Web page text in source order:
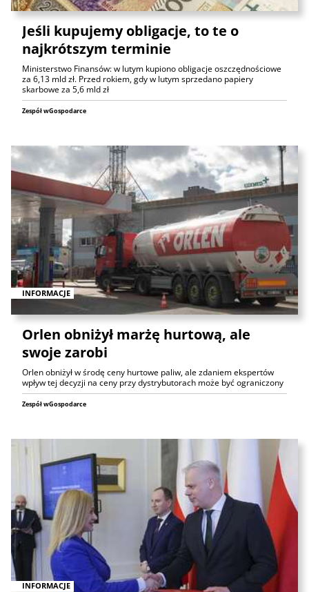
Jeśli kupujemy obligacje, to te o
najkrótszym terminie
Ministerstwo Finansów: w lutym kupiono obligacje oszczędnościowe
za 6,13 mld zł. Przed rokiem, gdy w lutym sprzedano papiery
skarbowe za 5,6 mld zł
Zespół wGospodarce
INFORMACJE
Orlen obniżył marżę hurtową, ale
swoje zarobi
Orlen obniżył w środę ceny hurtowe paliw, ale zdaniem ekspertów
wpływ tej decyzji na ceny przy dystrybutorach może być ograniczony
Zespół wGospodarce
INFORMACJE